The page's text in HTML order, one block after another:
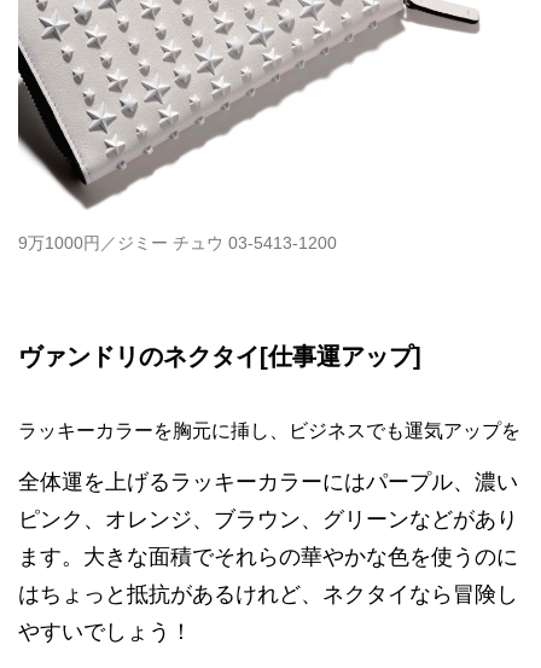
9万1000円／ジミー チュウ 03-5413-1200
ヴァンドリのネクタイ[仕事運アップ]
ラッキーカラーを胸元に挿し、ビジネスでも運気アップを
全体運を上げるラッキーカラーにはパープル、濃い
ピンク、オレンジ、ブラウン、グリーンなどがあり
ます。大きな面積でそれらの華やかな色を使うのに
はちょっと抵抗があるけれど、ネクタイなら冒険し
やすいでしょう！